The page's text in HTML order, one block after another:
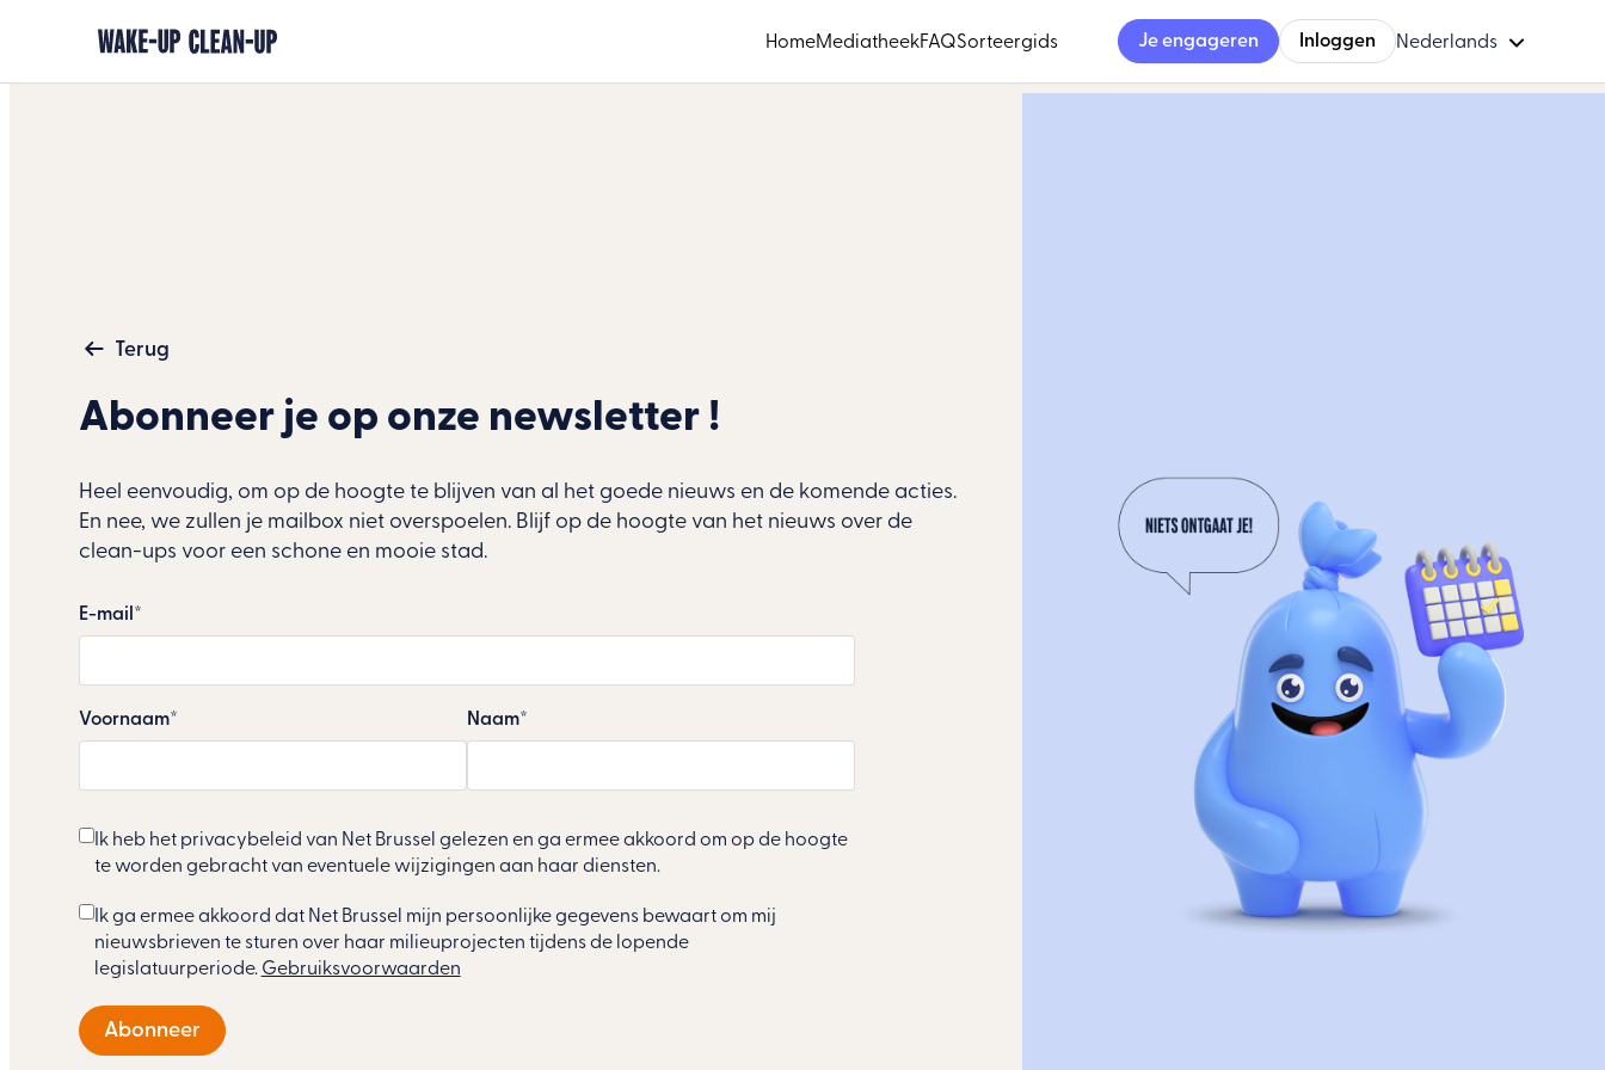
HomeMediatheekFAQSorteergids Je engageren Inloggen Nederlands
Terug
Abonneer je op onze newsletter !
Heel eenvoudig, om op de hoogte te blijven van al het goede nieuws en de komende acties.
En nee, we zullen je mailbox niet overspoelen. Blijf op de hoogte van het nieuws over de
clean-ups voor een schone en mooie stad.
E-mail
Voornaam Naam
Ik heb het privacybeleid van Net Brussel gelezen en ga ermee akkoord om op de hoogte
te worden gebracht van eventuele wijzigingen aan haar diensten.
Ik ga ermee akkoord dat Net Brussel mijn persoonlijke gegevens bewaart om mij
nieuwsbrieven te sturen over haar milieuprojecten tijdens de lopende
legislatuurperiode. Gebruiksvoorwaarden